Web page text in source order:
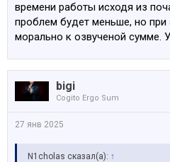
времени работы исходя из
проблем будет меньше, но при
морально к озвученой сумме.
bigi
Cogito Ergo Sum
27 янв 2025
N1cholas сказал(а): ↑